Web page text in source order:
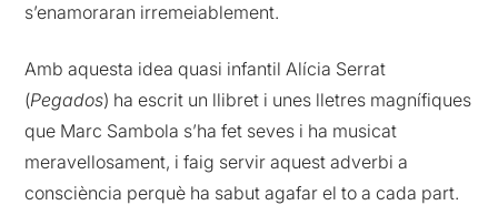
s’enamoraran irremeiablement.
Amb aquesta idea quasi infantil Alícia Serrat
(Pegados) ha escrit un llibret i unes lletres magnífiques
que Marc Sambola s’ha fet seves i ha musicat
meravellosament, i faig servir aquest adverbi a
consciència perquè ha sabut agafar el to a cada part.